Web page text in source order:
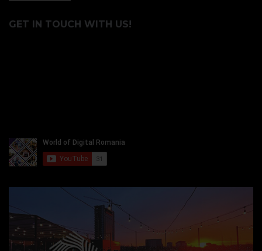
GET IN TOUCH WITH US!